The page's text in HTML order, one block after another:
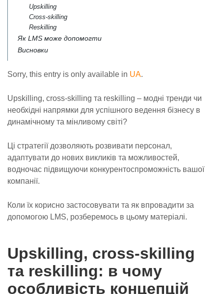
Upskilling
Cross-skilling
Reskilling
Як LMS може допомогти
Висновки
Sorry, this entry is only available in UA.
Upskilling, cross-skilling та reskilling – модні тренди чи
необхідні напрямки для успішного ведення бізнесу в
динамічному та мінливому світі?
Ці стратегії дозволяють розвивати персонал,
адаптувати до нових викликів та можливостей,
водночас підвищуючи конкурентоспроможність вашої
компанії.
Коли їх корисно застосовувати та як впровадити за
допомогою LMS, розберемось в цьому матеріалі.
Upskilling, cross-skilling
та reskilling: в чому
особливість концепцій